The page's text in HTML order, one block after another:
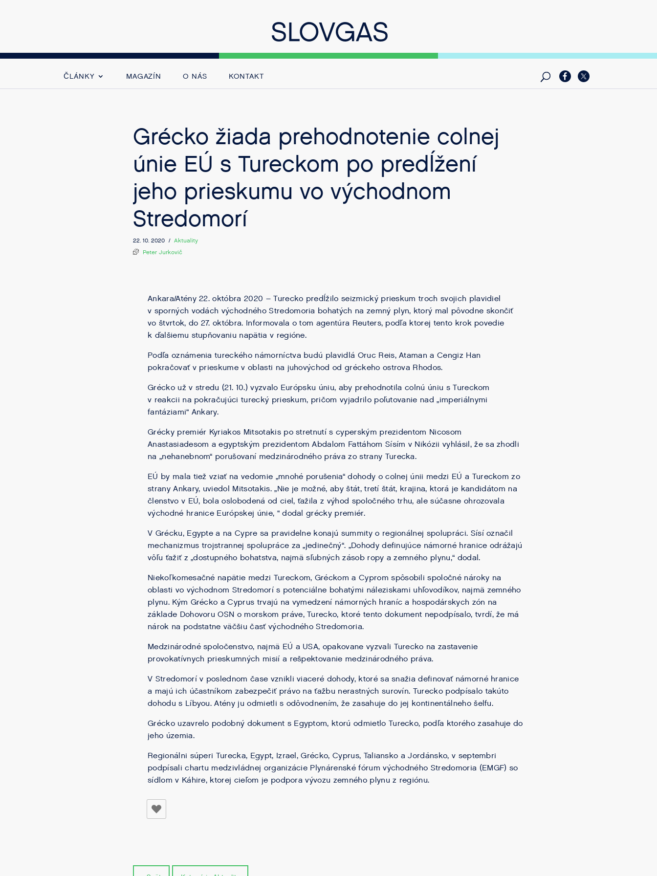
ČLÁNKY MAGAZÍN O NÁS KONTAKT
Grécko žiada prehodnotenie colnej
únie EÚ s Tureckom po predĺžení
jeho prieskumu vo východnom
Stredomorí
22. 10. 2020 / Aktuality
Peter Jurkovič
Ankara/Atény 22. októbra 2020 – Turecko predĺžilo seizmický prieskum troch svojich plavidiel
v sporných vodách východného Stredomoria bohatých na zemný plyn, ktorý mal pôvodne skončiť
vo štvrtok, do 27. októbra. Informovala o tom agentúra Reuters, podľa ktorej tento krok povedie
k ďalšiemu stupňovaniu napätia v regióne.
Podľa oznámenia tureckého námorníctva budú plavidlá Oruc Reis, Ataman a Cengiz Han
pokračovať v prieskume v oblasti na juhovýchod od gréckeho ostrova Rhodos.
Grécko už v stredu (21. 10.) vyzvalo Európsku úniu, aby prehodnotila colnú úniu s Tureckom
v reakcii na pokračujúci turecký prieskum, pričom vyjadrilo poľutovanie nad „imperiálnymi
fantáziami“ Ankary.
Grécky premiér Kyriakos Mitsotakis po stretnutí s cyperským prezidentom Nicosom
Anastasiadesom a egyptským prezidentom Abdalom Fattáhom Sísím v Nikózii vyhlásil, že sa zhodli
na „nehanebnom“ porušovaní medzinárodného práva zo strany Turecka.
EÚ by mala tiež vziať na vedomie „mnohé porušenia“ dohody o colnej únii medzi EÚ a Tureckom zo
strany Ankary, uviedol Mitsotakis. „Nie je možné, aby štát, tretí štát, krajina, ktorá je kandidátom na
členstvo v EÚ, bola oslobodená od ciel, ťažila z výhod spoločného trhu, ale súčasne ohrozovala
východné hranice Európskej únie, “ dodal grécky premiér.
V Grécku, Egypte a na Cypre sa pravidelne konajú summity o regionálnej spolupráci. Sísí označil
mechanizmus trojstrannej spolupráce za „jedinečný“. „Dohody definujúce námorné hranice odrážajú
vôľu ťažiť z „dostupného bohatstva, najmä sľubných zásob ropy a zemného plynu,“ dodal.
Niekoľkomesačné napätie medzi Tureckom, Gréckom a Cyprom spôsobili spoločné nároky na
oblasti vo východnom Stredomorí s potenciálne bohatými náleziskami uhľovodíkov, najmä zemného
plynu. Kým Grécko a Cyprus trvajú na vymedzení námorných hraníc a hospodárskych zón na
základe Dohovoru OSN o morskom práve, Turecko, ktoré tento dokument nepodpísalo, tvrdí, že má
nárok na podstatne väčšiu časť východného Stredomoria.
Medzinárodné spoločenstvo, najmä EÚ a USA, opakovane vyzvali Turecko na zastavenie
provokatívnych prieskumných misií a rešpektovanie medzinárodného práva.
V Stredomorí v poslednom čase vznikli viaceré dohody, ktoré sa snažia definovať námorné hranice
a majú ich účastníkom zabezpečiť právo na ťažbu nerastných surovín. Turecko podpísalo takúto
dohodu s Líbyou. Atény ju odmietli s odôvodnením, že zasahuje do jej kontinentálneho šelfu.
Grécko uzavrelo podobný dokument s Egyptom, ktorú odmietlo Turecko, podľa ktorého zasahuje do
jeho územia.
Regionálni súperi Turecka, Egypt, Izrael, Grécko, Cyprus, Taliansko a Jordánsko, v septembri
podpísali chartu medzivládnej organizácie Plynárenské fórum východného Stredomoria (EMGF) so
sídlom v Káhire, ktorej cieľom je podpora vývozu zemného plynu z regiónu.